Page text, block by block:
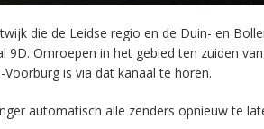
die de Leidse regio en de Duin- en
Omroepen in het gebied ten zuiden
is via dat kanaal te horen.
automatisch alle zenders opnieuw te